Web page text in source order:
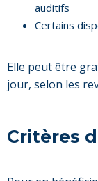
auditifs
Certains
Elle peut être
jour, selon les
Critères